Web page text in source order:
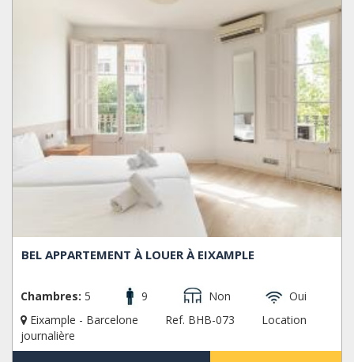
BEL APPARTEMENT À LOUER À EIXAMPLE
Chambres: 5 9 Non
Oui
Eixample - Barcelone
Ref. BHB-073
Location
journalière